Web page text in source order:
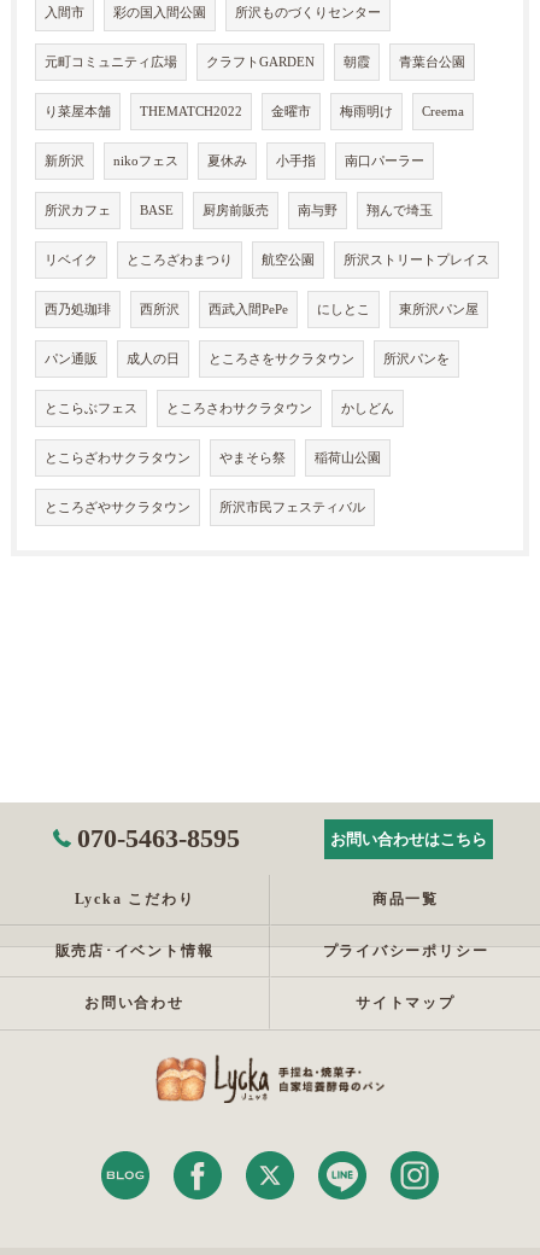
入間市 彩の国入間公園 所沢ものづくりセンター
元町コミュニティ広場 クラフトGARDEN 朝霞 青葉台公園
り菜屋本舗 THEMATCH2022 金曜市 梅雨明け Creema
新所沢 nikoフェス 夏休み 小手指 南口パーラー
所沢カフェ BASE 厨房前販売 南与野 翔んで埼玉
リベイク ところざわまつり 航空公園 所沢ストリートプレイス
西乃処珈琲 西所沢 西武入間PePe にしとこ 東所沢パン屋
パン通販 成人の日 ところさをサクラタウン 所沢パンを
とこらぶフェス ところさわサクラタウン かしどん
とこらざわサクラタウン やまそら祭 稲荷山公園
ところざやサクラタウン 所沢市民フェスティバル
070-5463-8595 お問い合わせはこちら
Lycka こだわり 商品一覧
販売店･イベント情報 プライバシーポリシー
お問い合わせ サイトマップ